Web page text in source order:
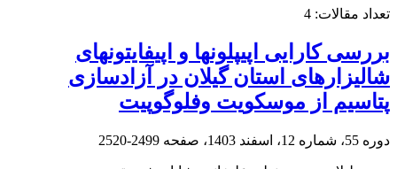
تعداد مقالات: 4
بررسی کارایی اپی‎پلون‎ها و اپی‎فایتون‎های
شالیزارهای استان گیلان در آزادسازی
پتاسیم از موسکویت وفلوگوپیت
دوره 55، شماره 12، اسفند 1403، صفحه 2499-2520